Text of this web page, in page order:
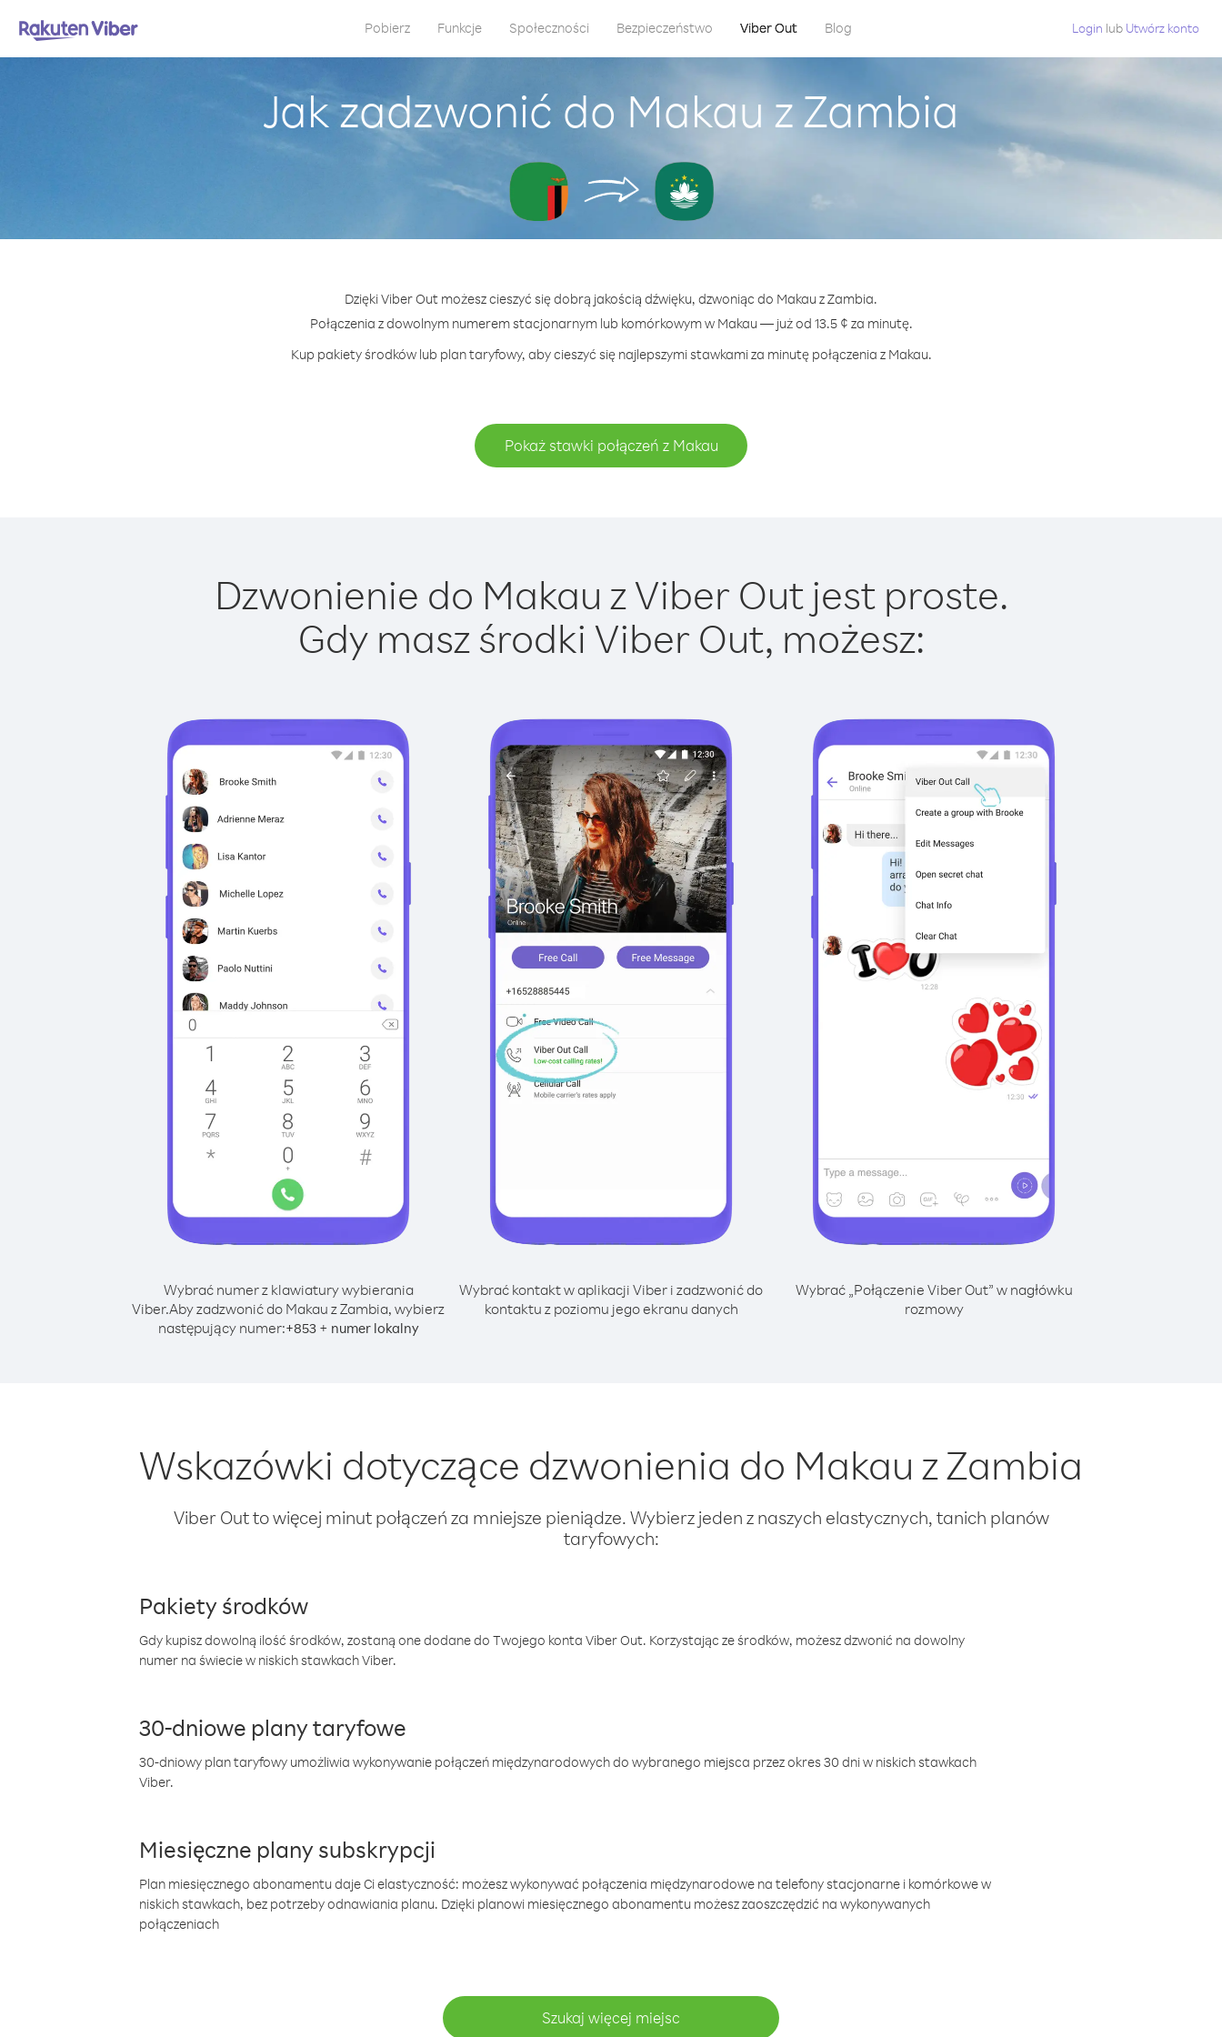
Pobierz Funkcje Społeczności Bezpieczeństwo Viber Out Blog Login lub Utwórz konto
Jak zadzwonić do Makau z Zambia
Dzięki Viber Out możesz cieszyć się dobrą jakością dźwięku, dzwoniąc do Makau z Zambia.
Połączenia z dowolnym numerem stacjonarnym lub komórkowym w Makau — już od 13.5 ¢ za minutę.
Kup pakiety środków lub plan taryfowy, aby cieszyć się najlepszymi stawkami za minutę połączenia z Makau.
Pokaż stawki połączeń z Makau
Dzwonienie do Makau z Viber Out jest proste.
Gdy masz środki Viber Out, możesz:
Wybrać numer z klawiatury wybierania
Viber.Aby zadzwonić do Makau z Zambia, wybierz
następujący numer:+853+ numer lokalny
Wybrać kontakt w aplikacji Viber i zadzwonić do
kontaktu z poziomu jego ekranu danych
Wybrać „Połączenie Viber Out” w nagłówku
rozmowy
Wskazówki dotyczące dzwonienia do Makau z Zambia
Viber Out to więcej minut połączeń za mniejsze pieniądze. Wybierz jeden z naszych elastycznych, tanich planów
taryfowych:
Pakiety środków
Gdy kupisz dowolną ilość środków, zostaną one dodane do Twojego konta Viber Out. Korzystając ze środków, możesz dzwonić na dowolny
numer na świecie w niskich stawkach Viber.
30-dniowe plany taryfowe
30-dniowy plan taryfowy umożliwia wykonywanie połączeń międzynarodowych do wybranego miejsca przez okres 30 dni w niskich stawkach
Viber.
Miesięczne plany subskrypcji
Plan miesięcznego abonamentu daje Ci elastyczność: możesz wykonywać połączenia międzynarodowe na telefony stacjonarne i komórkowe w
niskich stawkach, bez potrzeby odnawiania planu. Dzięki planowi miesięcznego abonamentu możesz zaoszczędzić na wykonywanych
połączeniach
Szukaj więcej miejsc